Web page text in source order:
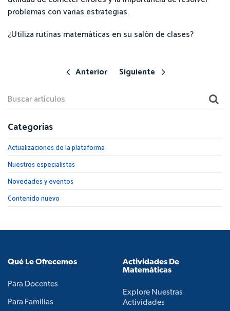
problemas con varias estrategias.
¿Utiliza rutinas matemáticas en su salón de clases?
Anterior Siguiente
Categorías
Actualizaciones de la plataforma
Nuestros especialistas
Novedades y eventos
Contenido nuevo
Qué Le Ofrecemos
Para Docentes
Para Familias
Actividades De
Matemáticas
Explore Nuestras
Actividades